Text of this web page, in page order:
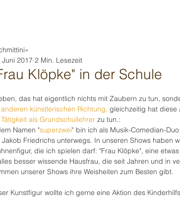
Klöpke" in der Schule
Juni 2017 2 Min. Lesezeit
das hat eigentlich nichts mit Zaubern zu tun,
anderen künstlerischen Richtung, gleichzeitig hat diese
Tätigkeit als Grundschullehrer zu tun.:
Namen "superzwei" bin ich als Musik-Comedian-
Jakob Friedrichs unterwegs. In unseren Shows haben
die ich spielen darf: "Frau Klöpke", eine
besser wissende Hausfrau, die seit Jahren und in
unserer Shows ihre Weisheiten zum Besten gibt.
Kunstfigur wollte ich gerne eine Aktion des